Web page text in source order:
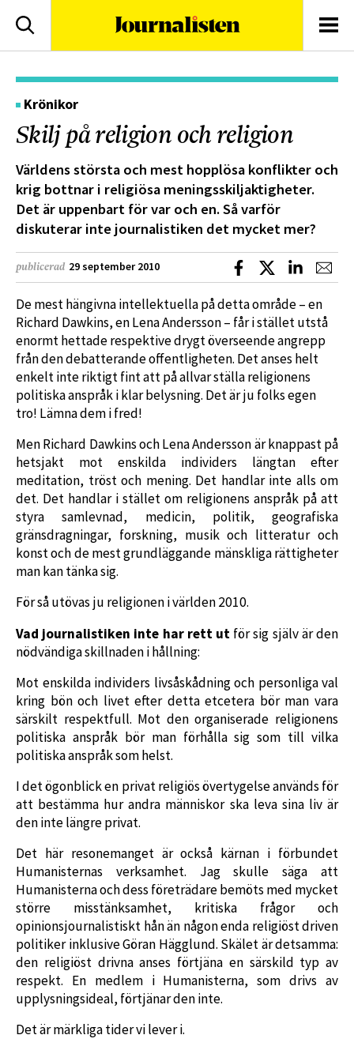
Sök
Krönikor
Skilj på religion och religion
Världens största och mest hopplösa konflikter och
krig bottnar i religiösa meningsskiljaktigheter.
Det är uppenbart för var och en. Så varför
diskuterar inte journalistiken det mycket mer?
publicerad 29 september 2010 Dela på Facebook
Dela på XDela på
De mest hängivna intellektuella på detta område – en
Richard Dawkins, en Lena Andersson – får i stället utstå
enormt hettade respektive drygt överseende angrepp
från den debatterande offentligheten. Det anses helt
enkelt inte riktigt fint att på allvar ställa religionens
politiska anspråk i klar belysning. Det är ju folks egen
tro! Lämna dem i fred!
Men Richard Dawkins och Lena Andersson är knappast på
hetsjakt mot enskilda individers längtan efter
meditation, tröst och mening. Det handlar inte alls om
det. Det handlar i stället om religionens anspråk på att
styra samlevnad, medicin, politik, geografiska
gränsdragningar, forskning, musik och litteratur och
konst och de mest grundläggande mänskliga rättigheter
man kan tänka sig.
För så utövas ju religionen i världen 2010.
Vad journalistiken inte har rett ut för sig själv är den
nödvändiga skillnaden i hållning:
Mot enskilda individers livsåskådning och personliga val
kring bön och livet efter detta etcetera bör man vara
särskilt respektfull. Mot den organiserade religionens
politiska anspråk bör man förhålla sig som till vilka
politiska anspråk som helst.
I det ögonblick en privat religiös övertygelse används för
att bestämma hur andra människor ska leva sina liv är
den inte längre privat.
Det här resonemanget är också kärnan i förbundet
Humanisternas verksamhet. Jag skulle säga att
Humanisterna och dess företrädare bemöts med mycket
större misstänksamhet, kritiska frågor och
opinionsjournalistiskt hån än någon enda religiöst driven
politiker inklusive Göran Hägglund. Skälet är detsamma:
den religiöst drivna anses förtjäna en särskild typ av
respekt. En medlem i Humanisterna, som drivs av
upplysningsideal, förtjänar den inte.
Det är märkliga tider vi lever i.